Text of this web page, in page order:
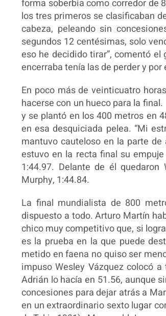
forma soberbia como corredor de
los tres primeros se clasificaban
cabeza, peleando sin
segundos 12 centésimas, solo
eso he decidido tirar”, comentó el
encerraba tenía las de perder y por
En poco más de veinticuatro
hacerse con un hueco para la
y se plantó en los 400 metros en
en esa desquiciada pelea. “Mi
mantuvo cauteloso en la parte
estuvo en la recta final su
1:44.97. Delante de él quedaron
Murphy, 1:44.84.
La final mundialista de 800
dispuesto a todo. Arturo Martín
chico muy competitivo que, si
es la prueba en la que puede
metido en faena no quiso ser
impuso Wesley Vázquez colocó
Adrián lo hacía en 51.56, aunque
concesiones para dejar atrás a
en un extraordinario sexto lugar